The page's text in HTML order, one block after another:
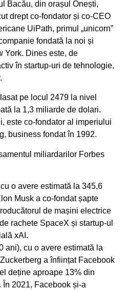
Bacău, din orașul Onești,
drept co-fondator și co-CEO
UiPath, primul „unicorn”
fondată la noi și
York. Dines este, de
în startup-uri de tehnologie,
pe locul 2479 la nivel
la 1,3 miliarde de dolari.
este co-fondator al imperiului
business fondat în 1992.
miliardarilor Forbes
o avere estimată la 345,6
Musk a co-fondat șapte
de mașini electrice
rachete SpaceX și startup-ul
xAI.
ani), cu o avere estimată la
a înființat Facebook
deține aproape 13% din
2021, Facebook și-a